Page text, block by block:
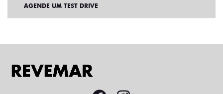
AGENDE UM TEST DRIVE